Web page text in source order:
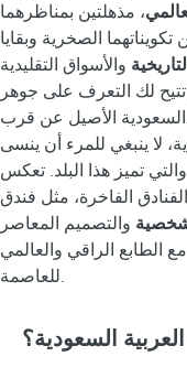
، مذهلتين بمناظرهما
الصخرية وبقايا
والأسواق التقليدية
لك التعرف على جوهر
لا ينبغي للمرء أن ينسى
تميز هذا البلد. تعكس
والتصميم المعاصر
الطابع الراقي والعالمي
للعاصمة.
السعودية؟